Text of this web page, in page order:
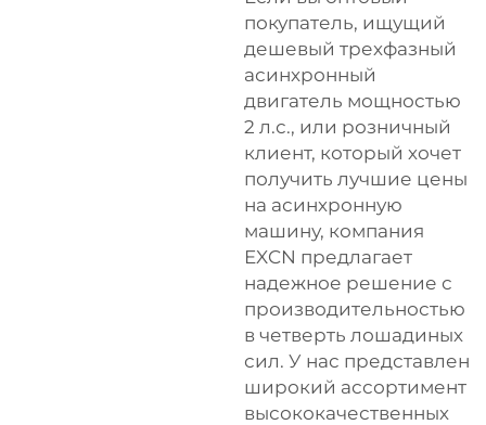
покупатель, ищущий
дешевый трехфазный
асинхронный
двигатель мощностью
2 л.с., или розничный
клиент, который хочет
получить лучшие цены
на асинхронную
машину, компания
EXCN предлагает
надежное решение с
производительностью
в четверть лошадиных
сил. У нас представлен
широкий ассортимент
высококачественных